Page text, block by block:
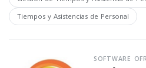
Tiempos y Asistencias de Personal
SOFTWARE